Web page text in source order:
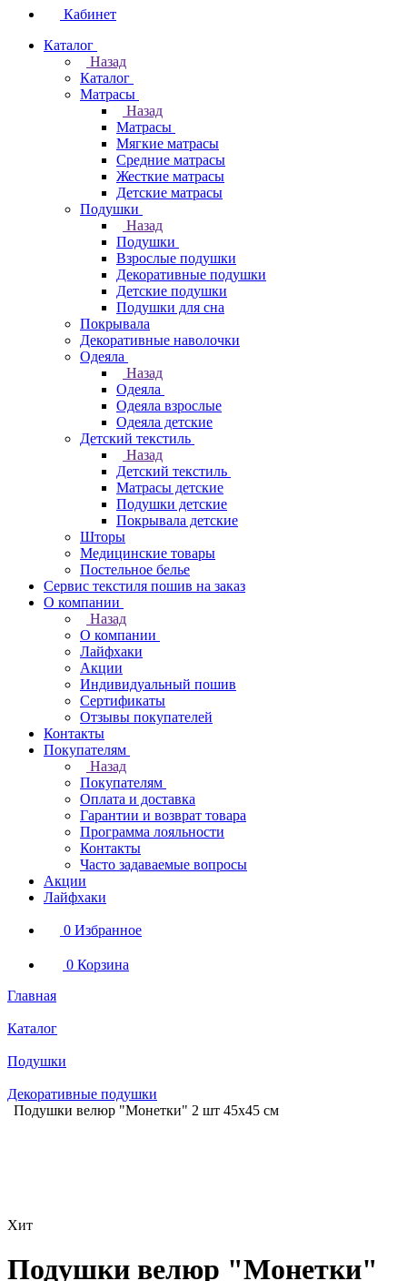
Кабинет
Каталог
Назад
Каталог
Матрасы
Назад
Матрасы
Мягкие матрасы
Средние матрасы
Жесткие матрасы
Детские матрасы
Подушки
Назад
Подушки
Взрослые подушки
Декоративные подушки
Детские подушки
Подушки для сна
Покрывала
Декоративные наволочки
Одеяла
Назад
Одеяла
Одеяла взрослые
Одеяла детские
Детский текстиль
Назад
Детский текстиль
Матрасы детские
Подушки детские
Покрывала детские
Шторы
Медицинские товары
Постельное белье
Сервис текстиля пошив на заказ
О компании
Назад
О компании
Лайфхаки
Акции
Индивидуальный пошив
Сертификаты
Отзывы покупателей
Контакты
Покупателям
Назад
Покупателям
Оплата и доставка
Гарантии и возврат товара
Программа лояльности
Контакты
Часто задаваемые вопросы
Акции
Лайфхаки
0 Избранное
0 Корзина
Главная
Каталог
Подушки
Декоративные подушки
Подушки велюр "Монетки" 2 шт 45х45 см
Хит
Подушки велюр "Монетки"